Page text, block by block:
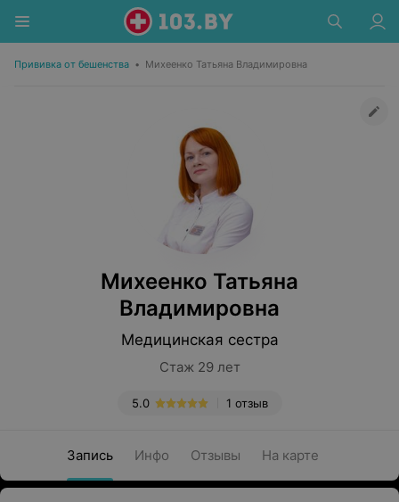
Прививка от бешенства • Михеенко Татьяна Владимировна
Михеенко Татьяна
Владимировна
Медицинская сестра
Стаж 29 лет
1 отзыв
5.0
Запись Инфо Отзывы На карте